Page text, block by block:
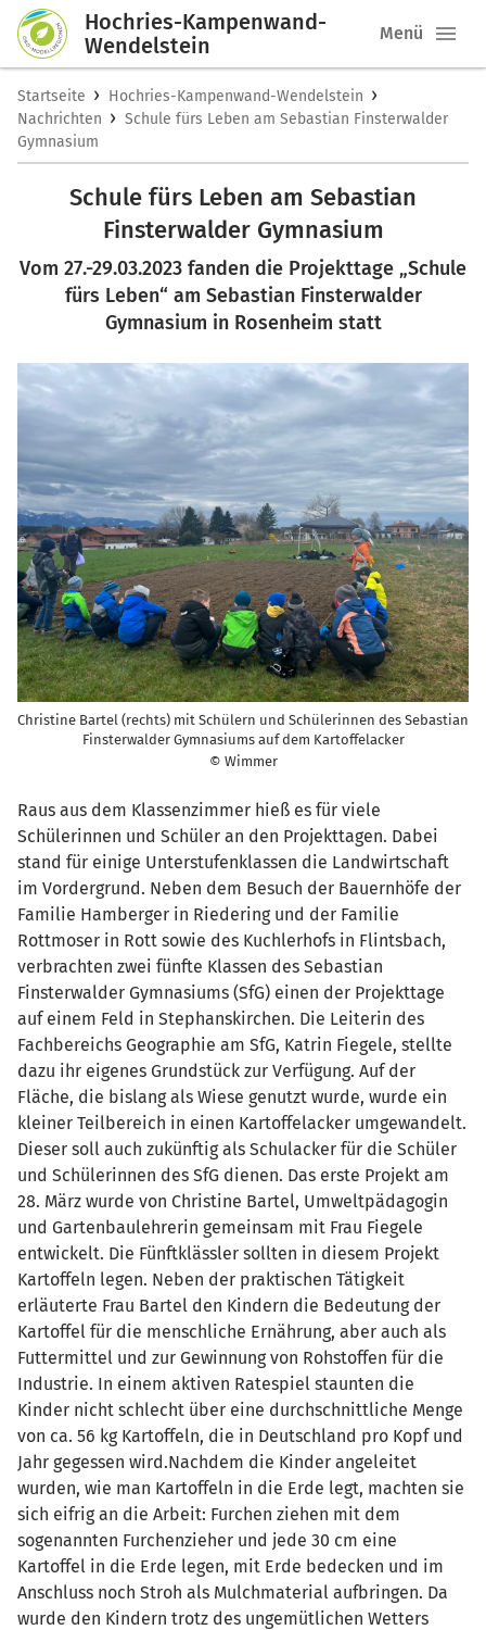
Hochries-Kampenwand-
Wendelstein
Menü
Startseite › Hochries-Kampenwand-Wendelstein ›
Nachrichten › Schule fürs Leben am Sebastian Finsterwalder
Gymnasium
Schule fürs Leben am Sebastian
Finsterwalder Gymnasium
Vom 27.-29.03.2023 fanden die Projekttage „Schule
fürs Leben“ am Sebastian Finsterwalder
Gymnasium in Rosenheim statt
Christine Bartel (rechts) mit Schülern und Schülerinnen des Sebastian
Finsterwalder Gymnasiums auf dem Kartoffelacker
© Wimmer
Raus aus dem Klassenzimmer hieß es für viele
Schülerinnen und Schüler an den Projekttagen. Dabei
stand für einige Unterstufenklassen die Landwirtschaft
im Vordergrund. Neben dem Besuch der Bauernhöfe der
Familie Hamberger in Riedering und der Familie
Rottmoser in Rott sowie des Kuchlerhofs in Flintsbach,
verbrachten zwei fünfte Klassen des Sebastian
Finsterwalder Gymnasiums (SfG) einen der Projekttage
auf einem Feld in Stephanskirchen. Die Leiterin des
Fachbereichs Geographie am SfG, Katrin Fiegele, stellte
dazu ihr eigenes Grundstück zur Verfügung. Auf der
Fläche, die bislang als Wiese genutzt wurde, wurde ein
kleiner Teilbereich in einen Kartoffelacker umgewandelt.
Dieser soll auch zukünftig als Schulacker für die Schüler
und Schülerinnen des SfG dienen. Das erste Projekt am
28. März wurde von Christine Bartel, Umweltpädagogin
und Gartenbaulehrerin gemeinsam mit Frau Fiegele
entwickelt. Die Fünftklässler sollten in diesem Projekt
Kartoffeln legen. Neben der praktischen Tätigkeit
erläuterte Frau Bartel den Kindern die Bedeutung der
Kartoffel für die menschliche Ernährung, aber auch als
Futtermittel und zur Gewinnung von Rohstoffen für die
Industrie. In einem aktiven Ratespiel staunten die
Kinder nicht schlecht über eine durchschnittliche Menge
von ca. 56 kg Kartoffeln, die in Deutschland pro Kopf und
Jahr gegessen wird.Nachdem die Kinder angeleitet
wurden, wie man Kartoffeln in die Erde legt, machten sie
sich eifrig an die Arbeit: Furchen ziehen mit dem
sogenannten Furchenzieher und jede 30 cm eine
Kartoffel in die Erde legen, mit Erde bedecken und im
Anschluss noch Stroh als Mulchmaterial aufbringen. Da
wurde den Kindern trotz des ungemütlichen Wetters